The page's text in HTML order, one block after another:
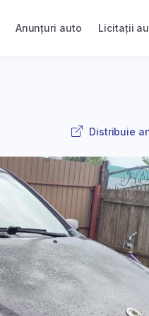
Anunțuri auto Licitații
Distribuie